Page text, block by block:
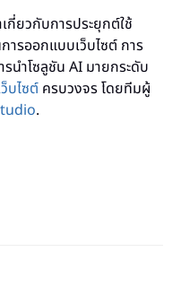
ยวกับการประยุกต์ใช้
ารออกแบบเว็บไซต์ การ
นำโซลูชัน AI มายกระดับ
บไซต์ ครบวงจร โดยทีมผู้
.